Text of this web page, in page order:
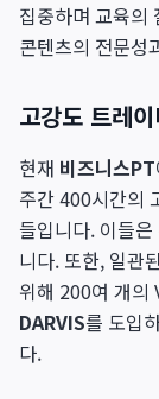
집중하며 교육의
콘텐츠의 전문성
고강도 트레
현재 비즈니스PT
주간 400시간의
들입니다. 이들
니다. 또한, 일관
위해 200여 개의
DARVIS를 도입
다.